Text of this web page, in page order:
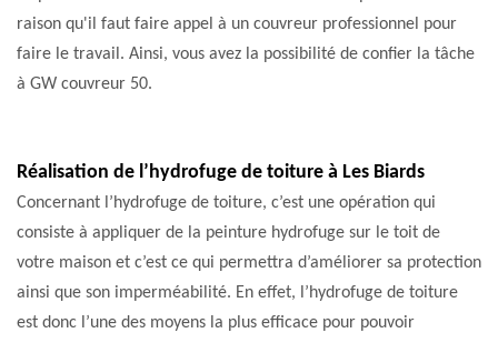
raison qu'il faut faire appel à un couvreur professionnel pour
faire le travail. Ainsi, vous avez la possibilité de confier la tâche
à GW couvreur 50.
Réalisation de l’hydrofuge de toiture à Les Biards
Concernant l’hydrofuge de toiture, c’est une opération qui
consiste à appliquer de la peinture hydrofuge sur le toit de
votre maison et c’est ce qui permettra d’améliorer sa protection
ainsi que son imperméabilité. En effet, l’hydrofuge de toiture
est donc l’une des moyens la plus efficace pour pouvoir